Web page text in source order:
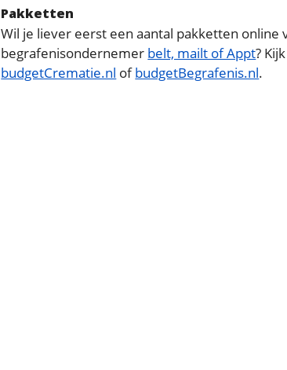
Pakketten
Wil je liever eerst een aantal pakketten online
begrafenisondernemer belt, mailt of Appt?
budgetCrematie.nl ofbudgetBegrafenis.nl.